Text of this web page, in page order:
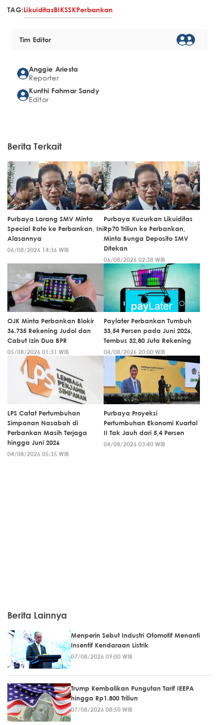
TAG:LikuiditasBIKSSKPerbankan
Tim Editor
Anggie Ariesta
Reporter
Kunthi Fahmar Sandy
Editor
Berita Terkait
Purbaya Larang SMV Minta
Special Rate ke Perbankan, Ini
Alasannya
06/08/2026 14:36 WIB
Purbaya Kucurkan Likuiditas
Rp70 Triliun ke Perbankan,
Minta Bunga Deposito SMV
Ditekan
06/08/2026 02:38 WIB
OJK Minta Perbankan Blokir
36.735 Rekening Judol dan
Cabut Izin Dua BPR
05/08/2026 01:31 WIB
Paylater Perbankan Tumbuh
33,54 Persen pada Juni 2026,
Tembus 32,80 Juta Rekening
04/08/2026 20:00 WIB
LPS Catat Pertumbuhan
Simpanan Nasabah di
Perbankan Masih Terjaga
hingga Juni 2026
04/08/2026 05:35 WIB
Purbaya Proyeksi
Pertumbuhan Ekonomi Kuartal
II Tak Jauh dari 5,4 Persen
04/08/2026 03:40 WIB
Berita Lainnya
Menperin Sebut Industri Otomotif Menanti
Insentif Kendaraan Listrik
07/08/2026 09:00 WIB
Trump Kembalikan Pungutan Tarif IEEPA
hingga Rp1.800 Triliun
07/08/2026 08:50 WIB